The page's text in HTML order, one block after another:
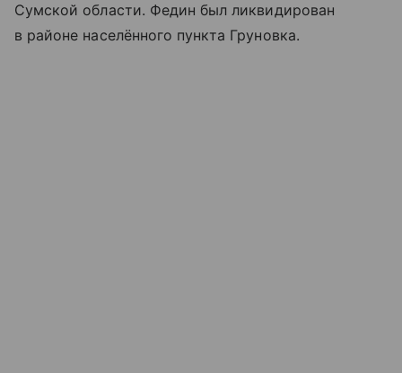
Сумской области. Федин был ликвидирован
в районе населённого пункта Груновка.